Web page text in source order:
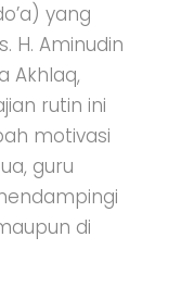
yang
H. Aminudin
Akhlaq,
rutin ini
motivasi
guru
di